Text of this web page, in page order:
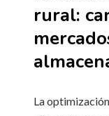
rural:
La